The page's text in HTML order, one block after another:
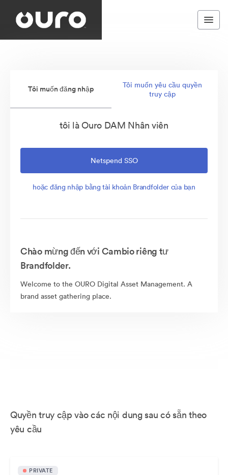
Tôi muốn đăng nhập
Tôi muốn yêu cầu quyền
truy cập
tôi là Ouro DAM Nhân viên
Netspend SSO
hoặc đăng nhập bằng tài khoản Brandfolder của bạn
Chào mừng đến với Cambio riêng tư
Brandfolder.
Welcome to the OURO Digital Asset Management. A
brand asset gathering place.
Quyền truy cập vào các nội dung sau có sẵn theo
yêu cầu
PRIVATE